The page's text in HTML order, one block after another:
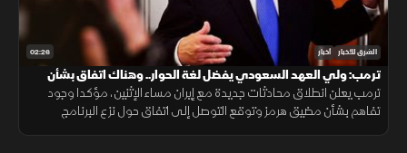
02:26 الشرق للأخبار أخبار
ترمب: ولي العهد السعودي يفضل لغة الحوار.. وهناك اتفاق بشأن
هرمز
ترمب يعلن انطلاق محادثات جديدة مع إيران مساء الإثنين، مؤكدا وجود
تفاهم بشأن مضيق هرمز وتوقع التوصل إلى اتفاق حول نزع البرنامج